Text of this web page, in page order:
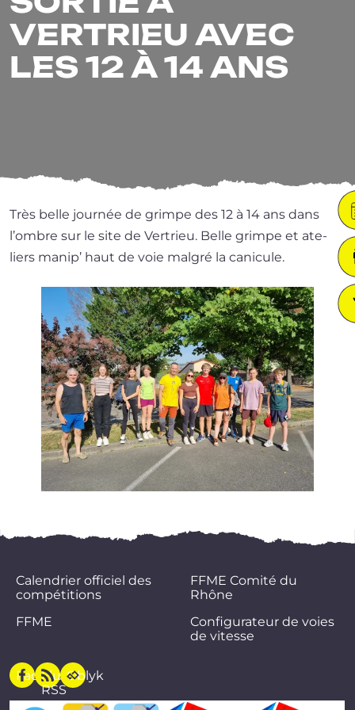
VERTRIEU AVEC
LES 12 À 14 ANS
Très belle jour­née de grimpe des 12 à 14 ans dans
l’ombre sur le site de Vertrieu. Belle grimpe et ate­
liers manip’ haut de voie mal­gré la canicule.
Calendrier officiel des
compétitions
FFME
FFME Comité du
Rhône
Configurateur de voies
de vitesse
Facebook
Flux
RSS
Oblyk